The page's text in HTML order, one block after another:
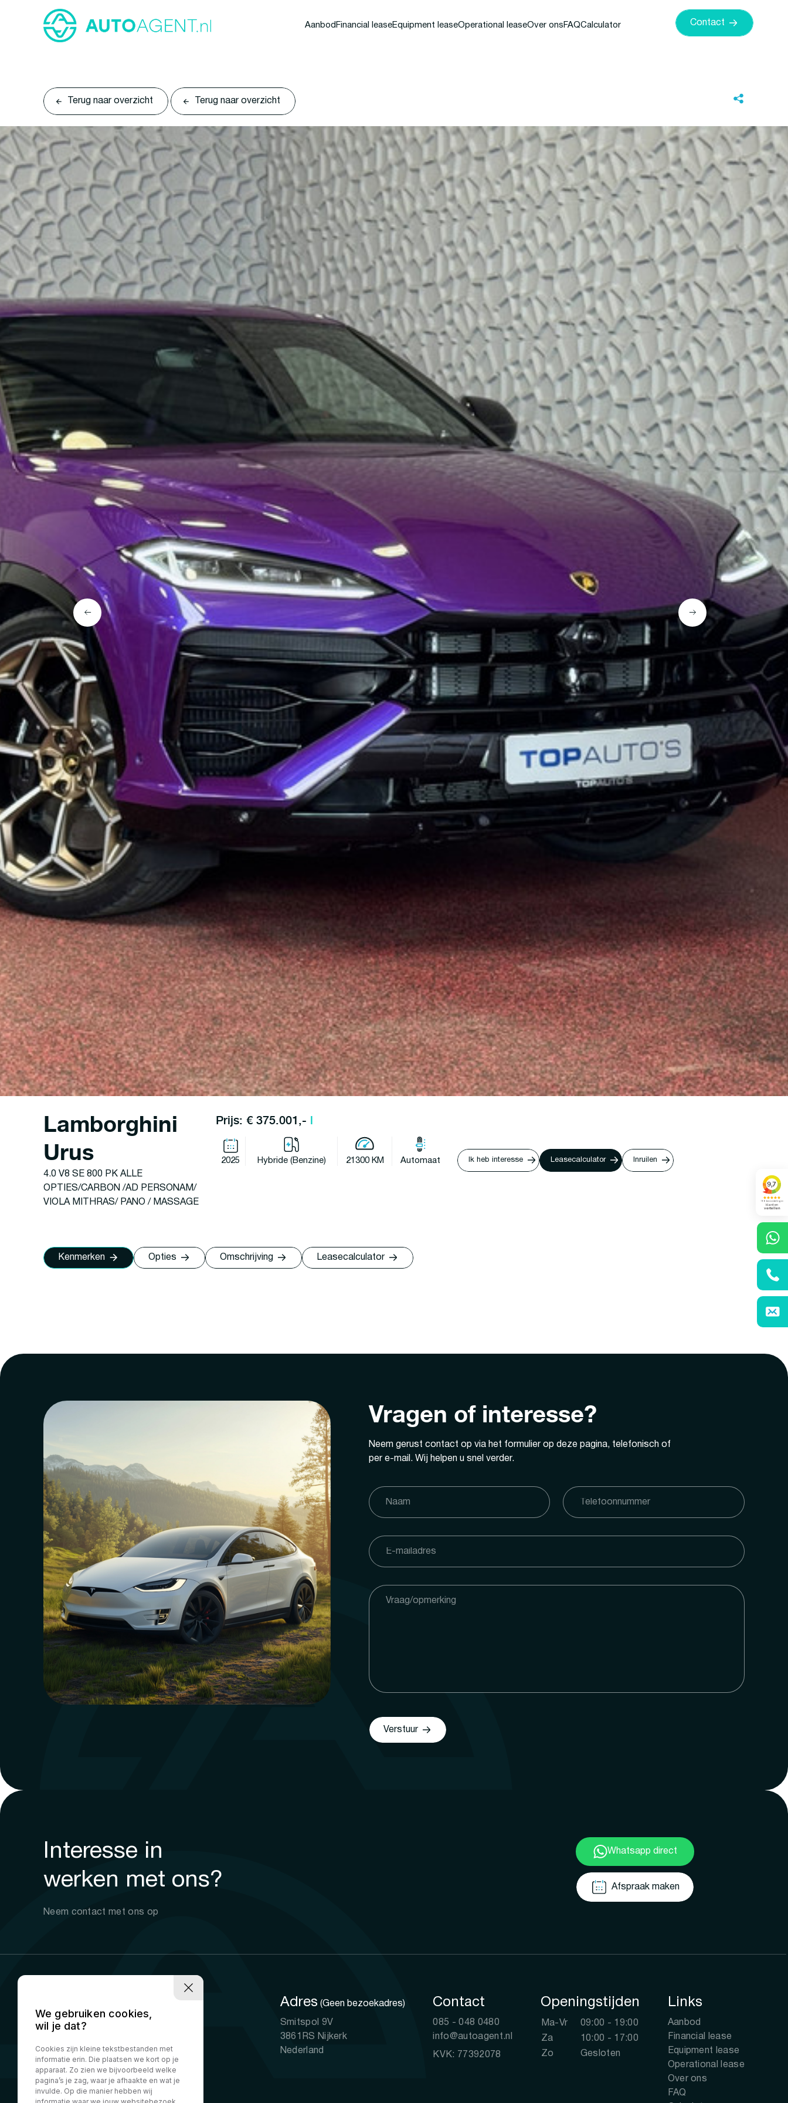
Aanbod Financial leaseEquipment leaseOperational leaseOver ons FAQCalculator Contact
Terug naar overzicht Terug naar overzicht
Lamborghini
Urus
4.0 V8 SE 800 PK ALLE
OPTIES/CARBON /AD PERSONAM/
VIOLA MITHRAS/ PANO / MASSAGE
Prijs: € 375.001,- l
2025 Hybride (Benzine) 21300 KM Automaat Ik heb interesse Leasecalculator Inruilen
Kenmerken Opties Omschrijving Leasecalculator
Vragen of interesse?
Neem gerust contact op via het formulier op deze pagina, telefonisch of
per e-mail. Wij helpen u snel verder.
Verstuur
Interesse in
werken met ons?
Neem contact met ons op
Whatsapp direct
Afspraak maken
Adres (Geen bezoekadres)
Smitspol 9V
3861RS Nijkerk
Nederland
Contact
085 - 048 0480
info@autoagent.nl
KVK: 77392078
Openingstijden
Ma-Vr
09:00 - 19:00
Za
10:00 - 17:00
Zo
Gesloten
Links
Aanbod
Financial lease
Equipment lease
Operational lease
Over ons
FAQ
We gebruiken cookies,
wil je dat?
Cookies zijn kleine tekstbestanden met
informatie erin. Die plaatsen we kort op je
apparaat. Zo zien we bijvoorbeeld welke
pagina’s je zag, waar je afhaakte en wat je
invulde. Op die manier hebben wij